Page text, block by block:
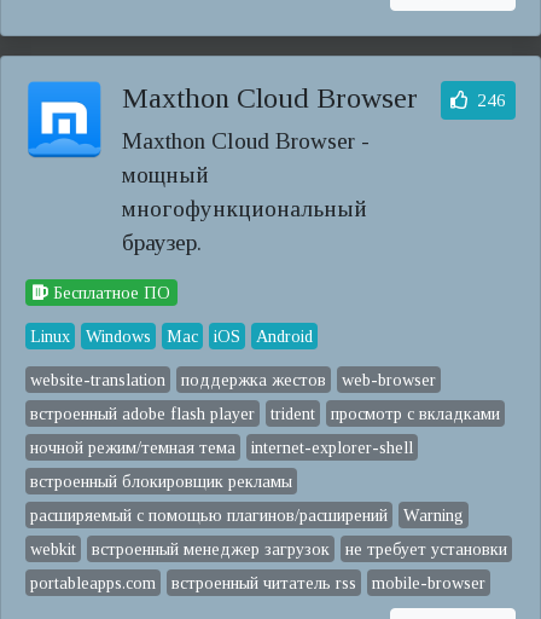
Maxthon Cloud Browser
Maxthon Cloud Browser -
мощный
многофункциональный
браузер.
246
Бесплатное ПО
Linux Windows Mac iOS Android
website-translation поддержка жестов
web-browser
встроенный adobe flash player
trident
просмотр с вкладками
ночной режим/темная тема
internet-explorer-shell
встроенный блокировщик рекламы
расширяемый с помощью плагинов/расширений
Warning
webkit
встроенный менеджер загрузок
не требует установки
portableapps.com
встроенный читатель rss mobile-browser